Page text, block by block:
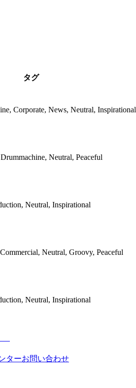
タグ
Corporate, News, Neutral, Inspirational
Neutral, Peaceful
Neutral, Inspirational
Neutral, Groovy, Peaceful
Neutral, Inspirational
ターお問い合わせ